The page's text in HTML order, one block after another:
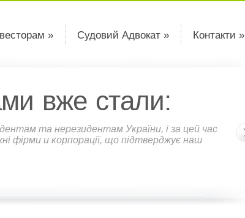
» Судовий Адвокат » Контакти »
вже стали:
та нерезидентам України, і за цей час
фірми и корпорації, що підтверджує наш